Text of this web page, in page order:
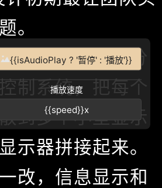
{{isAudioPlay ? '暂停' : '播放'}}
播放速度
{{speed}}x
。
：设计出采用分
制系统，把每个
到多个小型显示
示器拼接起来。
改，信息显示和